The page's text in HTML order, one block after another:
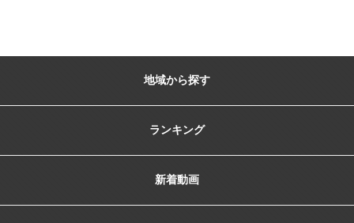
地域から探す
ランキング
新着動画